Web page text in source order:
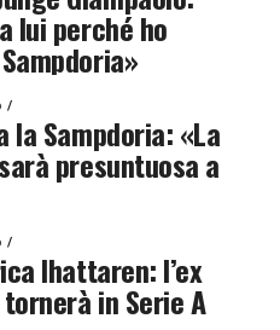
lui perché ho
la Sampdoria: «La
presuntuosa a
Ihattaren: l’ex
in Serie A